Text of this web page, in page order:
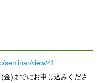
seminar/view/41
)までにお申し込みくださ